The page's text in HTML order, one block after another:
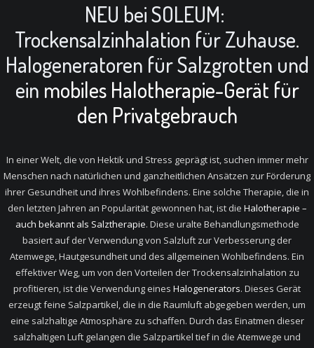
NEU bei SOLEUM:
Trockensalzinhalation für Zuhause.
Halogeneratoren für Salzgrotten und
ein mobiles Halotherapie-Gerät für
den Privatgebrauch
In einer Welt, die von Hektik und Stress geprägt ist, suchen immer mehr
Menschen nach natürlichen und ganzheitlichen Ansätzen zur Förderung
ihrer Gesundheit und ihres Wohlbefindens. Eine solche Therapie, die in
den letzten Jahren an Popularität gewonnen hat, ist die Halotherapie –
auch bekannt als Salztherapie. Diese uralte Behandlungsmethode
basiert auf der Verwendung von Salzluft zur Verbesserung der
Atemwege, Hautgesundheit und des allgemeinen Wohlbefindens. Ein
effektiver Weg, um von den Vorteilen der Trockensalzinhalation zu
profitieren, ist die Verwendung eines Halogenerators. Dieses Gerät
erzeugt feine Salzpartikel, die in die Raumluft abgegeben werden, um
eine salzhaltige Atmosphäre zu schaffen. Durch das Einatmen dieser
salzhaltigen Luft gelangen die Salzpartikel tief in die Atemwege und